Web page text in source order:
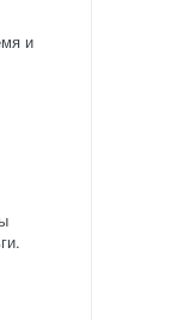
и